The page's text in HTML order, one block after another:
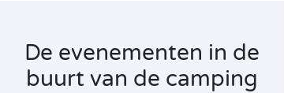
De evenementen in de
buurt van de camping